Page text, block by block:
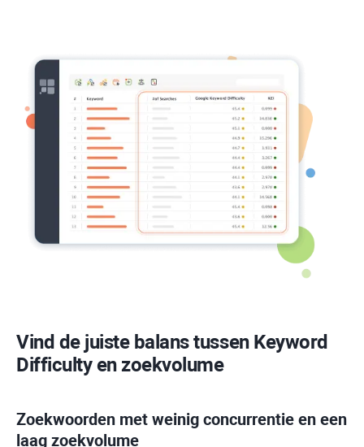
Vind de juiste balans tussen Keyword
Difficultyen zoekvolume
Zoekwoorden met weinig concurrentie en een
laag zoekvolume